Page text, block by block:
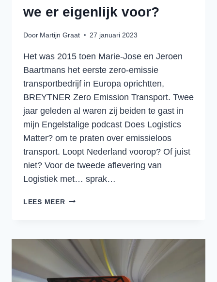
we er eigenlijk voor?
Door Martijn Graat 27 januari 2023
Het was 2015 toen Marie-Jose en Jeroen
Baartmans het eerste zero-emissie
transportbedrijf in Europa oprichtten,
BREYTNER Zero Emission Transport. Twee
jaar geleden al waren zij beiden te gast in
mijn Engelstalige podcast Does Logistics
Matter? om te praten over emissieloos
transport. Loopt Nederland voorop? Of juist
niet? Voor de tweede aflevering van
Logistiek met… sprak…
LEES MEERELEKTRISCH
HOE
STAAN
WE
ER